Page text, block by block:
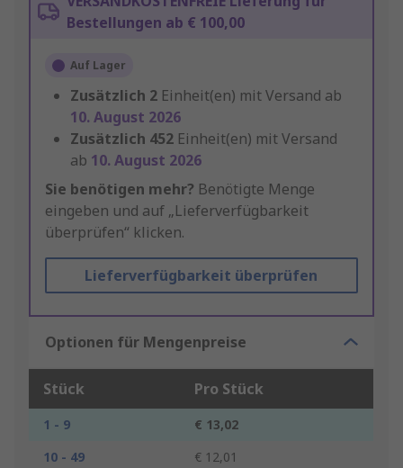
Bestellungen ab € 100,00
Auf Lager
Zusätzlich 2 Einheit(en) mit Versand ab
10. August 2026
Zusätzlich 452 Einheit(en) mit Versand
ab 10. August 2026
Sie benötigen mehr? Benötigte Menge
eingeben und auf „Lieferverfügbarkeit
überprüfen“ klicken.
Lieferverfügbarkeit überprüfen
Optionen für Mengenpreise
Stück Pro Stück
1 - 9
€ 13,02
10 - 49
€ 12,01